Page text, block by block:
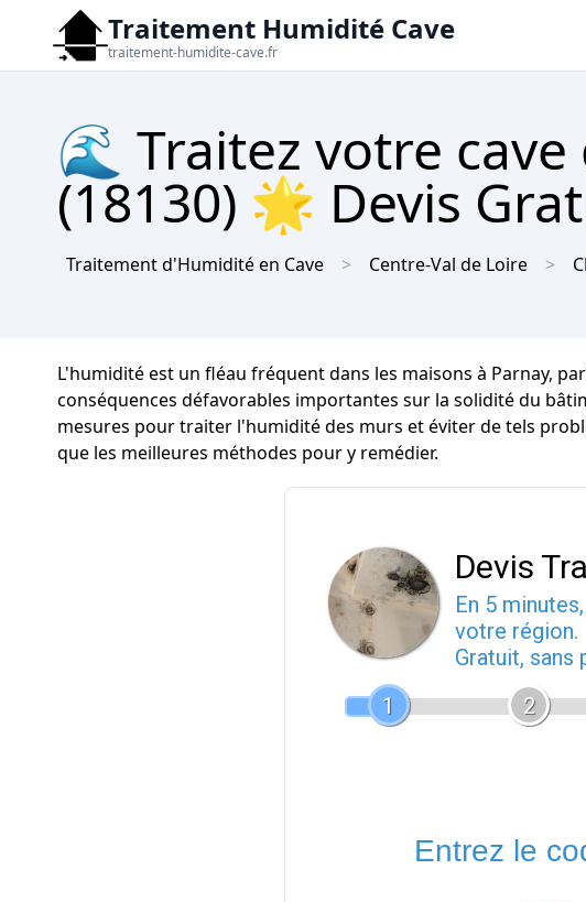
Traitement Humidité Cave
traitement-humidite-cave.fr
🌊 Traitez votre
(18130) 🌟 Devis
Traitement d'Humidité en Cave Centre-Val de Loire
L'humidité est un fléau fréquent dans les maisons à Parnay,
conséquences défavorables importantes sur la solidité du
mesures pour traiter l'humidité des murs et éviter de tels
que les meilleures méthodes pour y remédier.
Devis
En 5
votre région.
Gratuit, sans
1
2
Entrez le